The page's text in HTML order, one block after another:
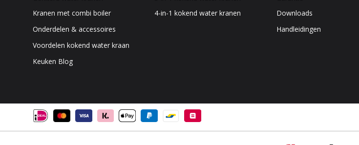
Kranen met combi boiler
Onderdelen & accessoires
Voordelen kokend water kraan
Keuken Blog
4-in-1 kokend water kranen
Downloads
Handleidingen